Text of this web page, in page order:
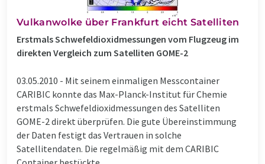
Vulkanwolke über Frankfurt eicht Satelliten
Erstmals Schwefeldioxidmessungen vom Flugzeug im
direkten Vergleich zum Satelliten GOME-2
03.05.2010 - Mit seinem einmaligen Messcontainer
CARIBIC konnte das Max-Planck-Institut für Chemie
erstmals Schwefeldioxidmessungen des Satelliten
GOME-2 direkt überprüfen. Die gute Übereinstimmung
der Daten festigt das Vertrauen in solche
Satellitendaten. Die regelmäßig mit dem CARIBIC